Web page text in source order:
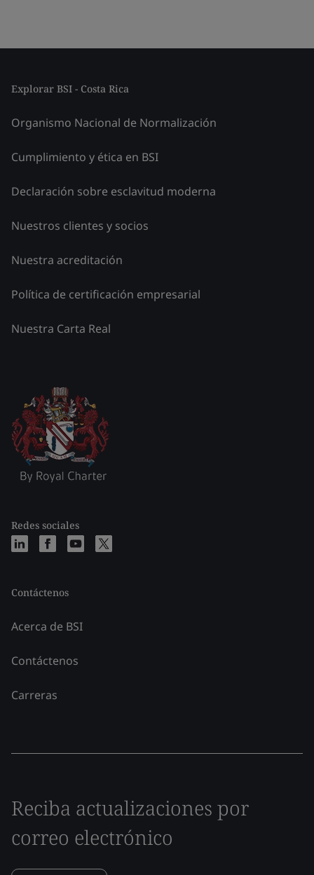
Explorar BSI - Costa Rica
Organismo Nacional de Normalización
Cumplimiento y ética en BSI
Declaración sobre esclavitud moderna
Nuestros clientes y socios
Nuestra acreditación
Política de certificación empresarial
Nuestra Carta Real
Redes sociales
Contáctenos
Acerca de BSI
Contáctenos
Carreras
Reciba actualizaciones por
correo electrónico